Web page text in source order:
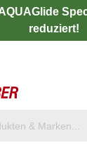
reduziert!